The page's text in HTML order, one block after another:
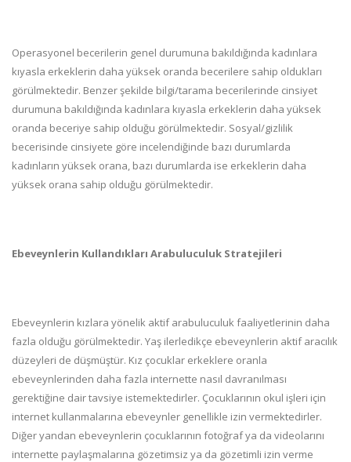
Operasyonel becerilerin genel durumuna bakıldığında kadınlara
kıyasla erkeklerin daha yüksek oranda becerilere sahip oldukları
görülmektedir. Benzer şekilde bilgi/tarama becerilerinde cinsiyet
durumuna bakıldığında kadınlara kıyasla erkeklerin daha yüksek
oranda beceriye sahip olduğu görülmektedir. Sosyal/gizlilik
becerisinde cinsiyete göre incelendiğinde bazı durumlarda
kadınların yüksek orana, bazı durumlarda ise erkeklerin daha
yüksek orana sahip olduğu görülmektedir.
Ebeveynlerin Kullandıkları Arabuluculuk Stratejileri
Ebeveynlerin kızlara yönelik aktif arabuluculuk faaliyetlerinin daha
fazla olduğu görülmektedir. Yaş ilerledikçe ebeveynlerin aktif aracılık
düzeyleri de düşmüştür. Kız çocuklar erkeklere oranla
ebeveynlerinden daha fazla internette nasıl davranılması
gerektiğine dair tavsiye istemektedirler. Çocuklarının okul işleri için
internet kullanmalarına ebeveynler genellikle izin vermektedirler.
Diğer yandan ebeveynlerin çocuklarının fotoğraf ya da videolarını
internette paylaşmalarına gözetimsiz ya da gözetimli izin verme